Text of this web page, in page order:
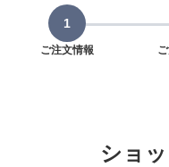
ご注文情報
ショ